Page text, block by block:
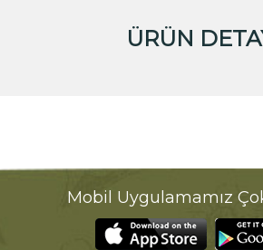
ÜRÜN
Mobil Uygulamamız